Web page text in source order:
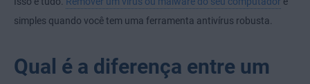
simples quando você tem uma ferramenta antivírus robusta.
Qual é a diferença entre um